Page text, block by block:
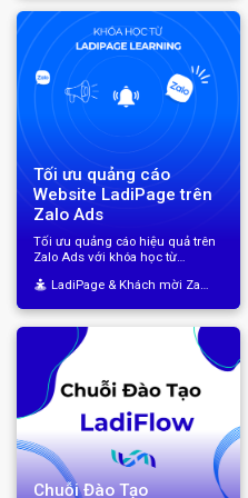
Tối ưu quảng cáo
Website LadiPage trên
Zalo Ads
Tối ưu quảng cáo hiệu quả trên
Zalo Ads với khóa học từ
LadiPage & Khách mời Zalo Ads
Chuỗi Đào Tạo